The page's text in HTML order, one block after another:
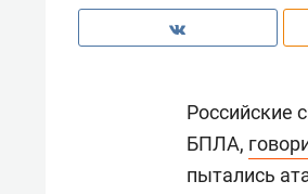
Российские
БПЛА,
пытались